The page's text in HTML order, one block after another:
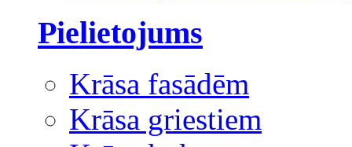
Pielietojums
Krāsa fasādēm
Krāsa griestiem